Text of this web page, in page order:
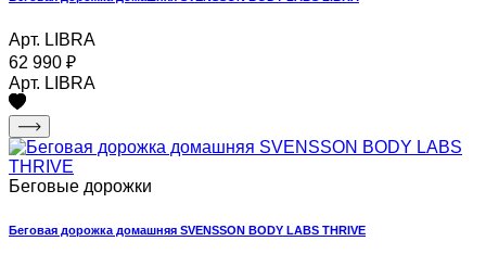
Арт. LIBRA
62 990 ₽
Арт. LIBRA
Беговые дорожки
Беговая дорожка домашняя SVENSSON BODY LABS THRIVE